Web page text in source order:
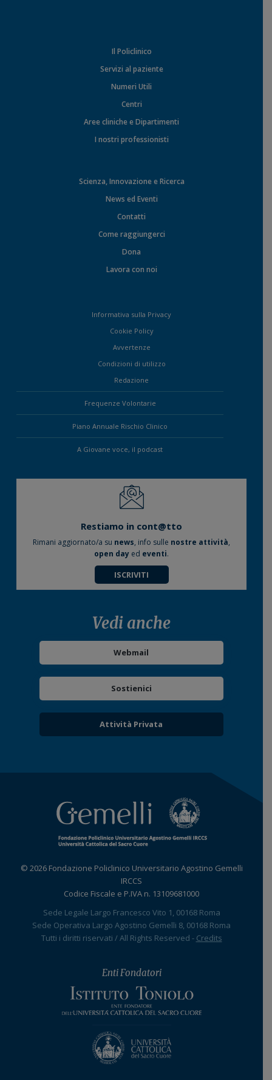
Il Policlinico
Servizi al paziente
Numeri Utili
Centri
Aree cliniche e Dipartimenti
I nostri professionisti
Scienza, Innovazione e Ricerca
News ed Eventi
Contatti
Come raggiungerci
Dona
Lavora con noi
Informativa sulla Privacy
Cookie Policy
Avvertenze
Condizioni di utilizzo
Redazione
Frequenze Volontarie
Piano Annuale Rischio Clinico
A Giovane voce, il podcast
Restiamo in cont@tto
Rimani aggiornato/a su news, info sulle nostre attività,
open day ed eventi.
ISCRIVITI
Vedi anche
Webmail
Sostienici
Attività Privata
© 2026 Fondazione Policlinico Universitario Agostino Gemelli
IRCCS
Codice Fiscale e P.IVA n. 13109681000
Sede Legale Largo Francesco Vito 1, 00168 Roma
Sede Operativa Largo Agostino Gemelli 8, 00168 Roma
Tutti i diritti riservati / All Rights Reserved - Credits
Enti Fondatori